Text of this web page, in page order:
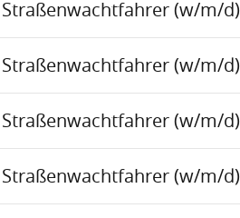
(w/m/d)
(w/m/d)
(w/m/d)
(w/m/d)